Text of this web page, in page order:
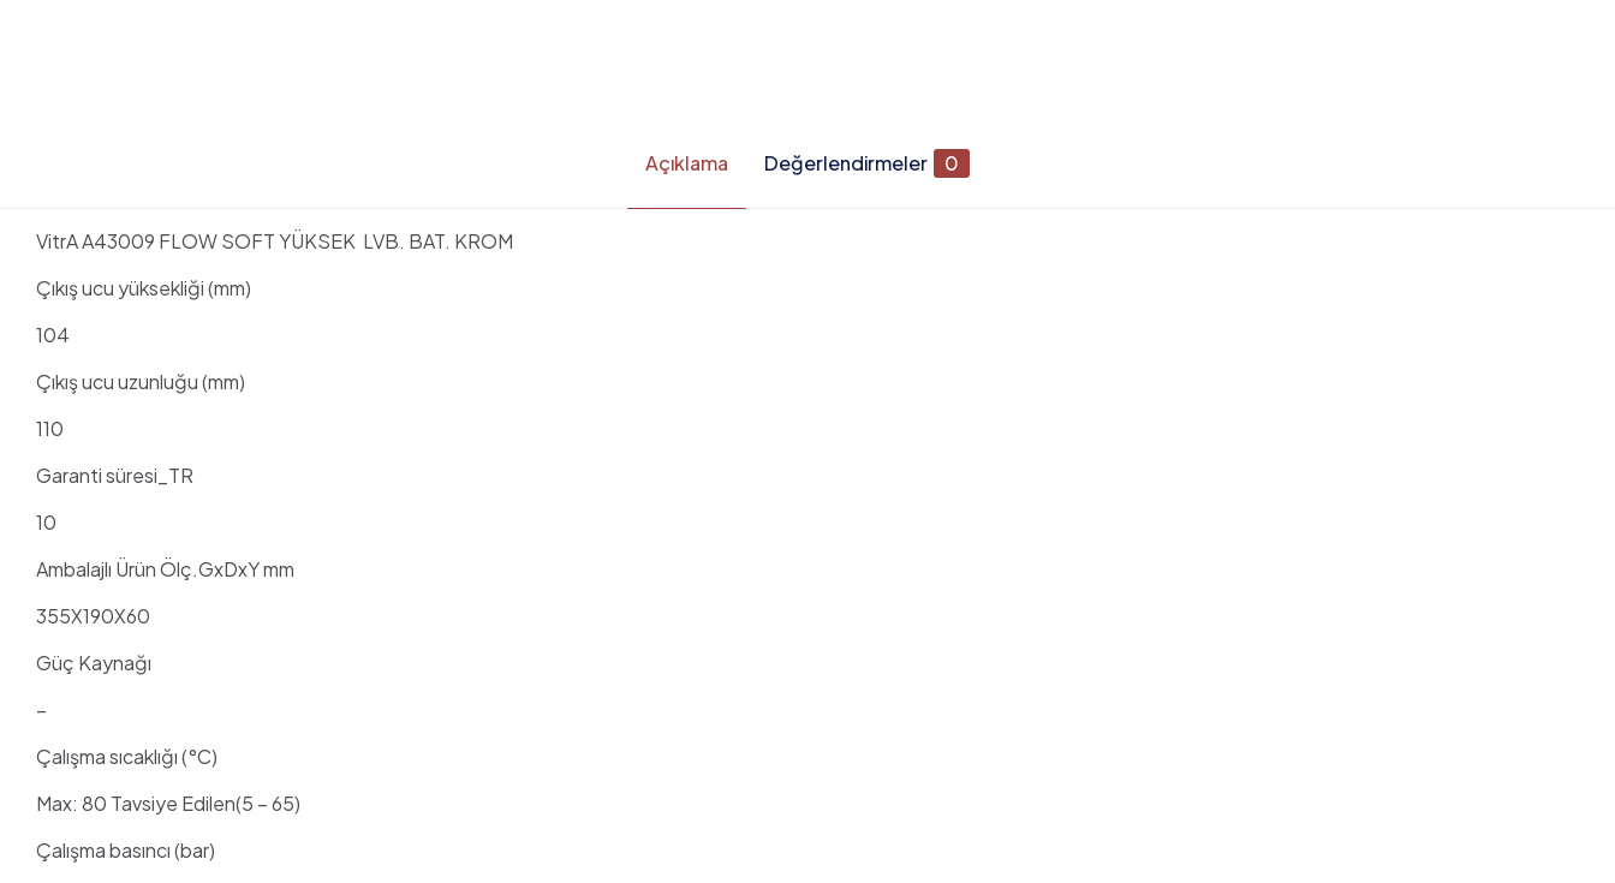
Açıklama Değerlendirmeler 0
VitrA A43009 FLOW SOFT YÜKSEK LVB. BAT. KROM
Çıkış ucu yüksekliği (mm)
104
Çıkış ucu uzunluğu (mm)
110
Garanti süresi_TR
10
Ambalajlı Ürün Ölç.GxDxY mm
355X190X60
Güç Kaynağı
–
Çalışma sıcaklığı (°C)
Max: 80 Tavsiye Edilen(5 – 65)
Çalışma basıncı (bar)